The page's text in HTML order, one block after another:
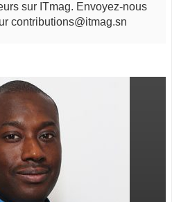
sur ITmag. Envoyez-nous
contributions@itmag.sn